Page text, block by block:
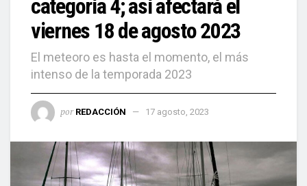
categoría 4; así afectará el
viernes 18 de agosto 2023
El meteoro es hasta el momento, el más
intenso de la temporada 2023
por REDACCIÓN 17 agosto, 2023